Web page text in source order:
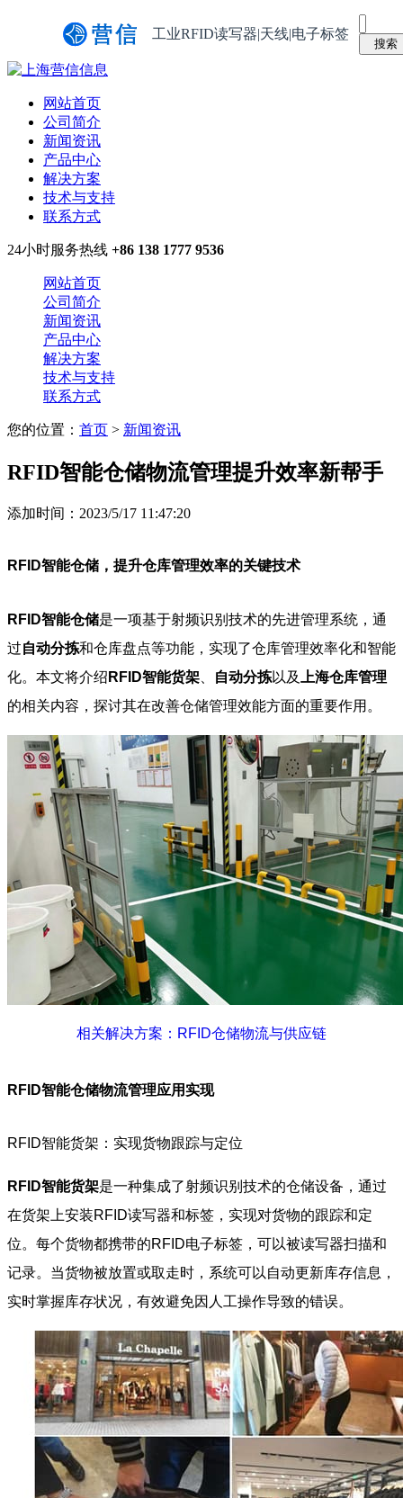
工业RFID读写器|天线|电子标签
网站首页
公司简介
新闻资讯
产品中心
解决方案
技术与支持
联系方式
24小时服务热线 +86 138 1777 9536
网站首页
公司简介
新闻资讯
产品中心
解决方案
技术与支持
联系方式
您的位置： 首页 > 新闻资讯
RFID智能仓储物流管理提升效率新帮手
添加时间：2023/5/17 11:47:20
RFID智能仓储，提升仓库管理效率的关键技术
RFID智能仓储是一项基于射频识别技术的先进管理系统，通
过自动分拣和仓库盘点等功能，实现了仓库管理效率化和智能
化。本文将介绍 RFID智能货架 自动分拣以及
上海仓库管理
的相关内容，探讨其在改善仓储管理效能方面的重要作用。
相关解决方案：RFID仓储物流与供应链
RFID智能仓储物流管理应用实现
RFID智能货架：实现货物跟踪与定位
RFID智能货架是一种集成了射频识别技术的仓储设备，通过
在货架上安装RFID读写器和标签，实现对货物的跟踪和定
位。每个货物都携带的RFID电子标签，可以被读写器扫描和
记录。当货物被放置或取走时，系统可以自动更新库存信息，
实时掌握库存状况，有效避免因人工操作导致的错误。